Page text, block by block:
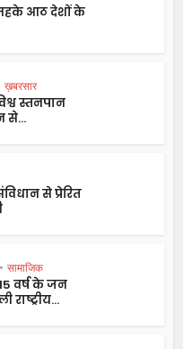
महके आठ देशों के
ख़बरसार
स्तनपान
से...
से प्रेरित
• सामाजिक
वर्ष के जन